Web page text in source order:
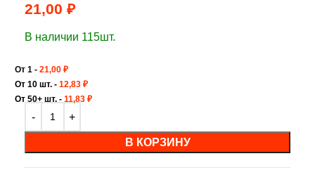
21,00 ₽
В наличии 115шт.
От 1 - 21,00 ₽
От 10 шт. - 12,83 ₽
От 50+ шт. - 11,83 ₽
В КОРЗИНУ